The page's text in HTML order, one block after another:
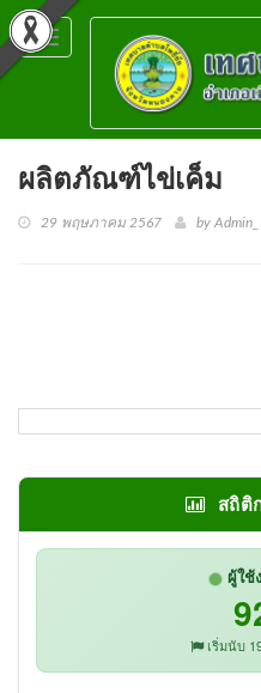
Toggle
navigation
ผลิตภัณฑ์ไข่เค็ม
29 พฤษภาคม 2567 by Admin_
สถิติ
ผู้ใ
เริ่มนับ